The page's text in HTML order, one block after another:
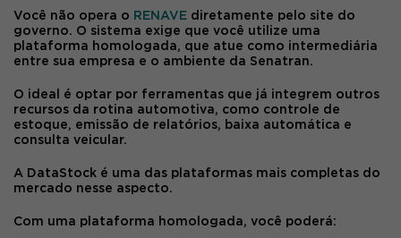
Você não opera o RENAVE diretamente pelo site do
governo. O sistema exige que você utilize uma
plataforma homologada, que atue como intermediária
entre sua empresa e o ambiente da Senatran.
O ideal é optar por ferramentas que já integrem outros
recursos da rotina automotiva, como controle de
estoque, emissão de relatórios, baixa automática e
consulta veicular.
A DataStock é uma das plataformas mais completas do
mercado nesse aspecto.
Com uma plataforma homologada, você poderá: